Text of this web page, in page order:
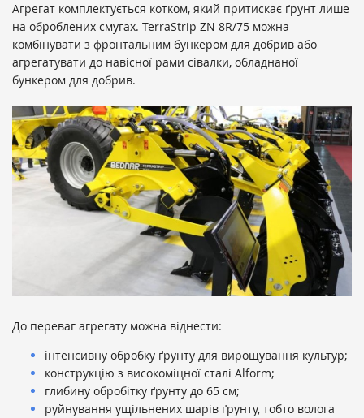
Агрегат комплектується котком, який притискає ґрунт лише
на оброблених смугах. TerraStrip ZN 8R/75 можна
комбінувати з фронтальним бункером для добрив або
агрегатувати до навісної рами сівалки, обладнаної
бункером для добрив.
До переваг агрегату можна віднести:
інтенсивну обробку ґрунту для вирощування культур;
конструкцію з високоміцної сталі Alform;
глибину обробітку ґрунту до 65 см;
руйнування ущільнених шарів ґрунту, тобто волога